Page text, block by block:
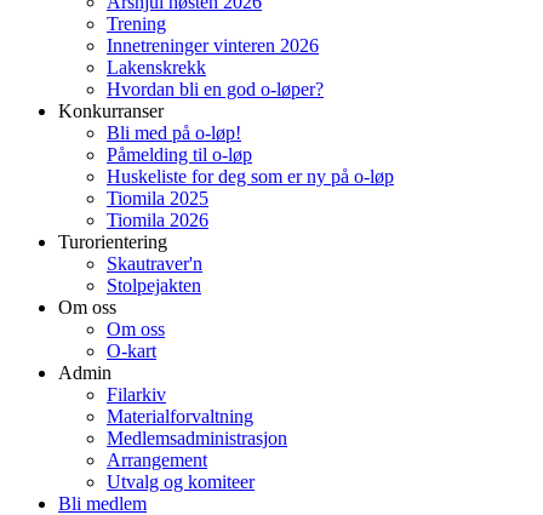
Trening
Innetreninger vinteren 2026
Lakenskrekk
Hvordan bli en god o-løper?
Konkurranser
Bli med på o-løp!
Påmelding til o-løp
Huskeliste for deg som er ny på o-løp
Tiomila 2025
Tiomila 2026
Turorientering
Skautraver'n
Stolpejakten
Om oss
Om oss
O-kart
Admin
Filarkiv
Materialforvaltning
Medlemsadministrasjon
Arrangement
Utvalg og komiteer
Bli medlem